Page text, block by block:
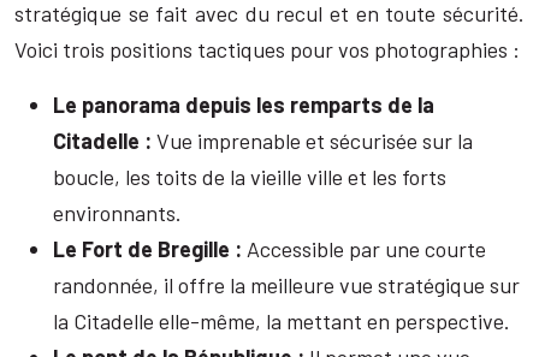
stratégique se fait avec du recul et en toute sécurité.
Voici trois positions tactiques pour vos photographies :
Le panorama depuis les remparts de la
Citadelle : Vue imprenable et sécurisée sur la
boucle, les toits de la vieille ville et les forts
environnants.
Le Fort de Bregille : Accessible par une courte
randonnée, il offre la meilleure vue stratégique sur
la Citadelle elle-même, la mettant en perspective.